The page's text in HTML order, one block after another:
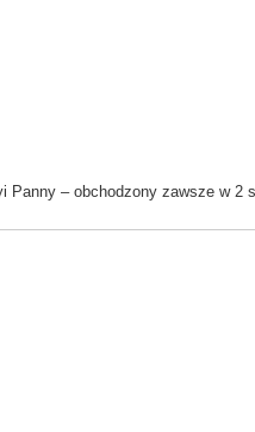
Panny – obchodzony zawsze w 2